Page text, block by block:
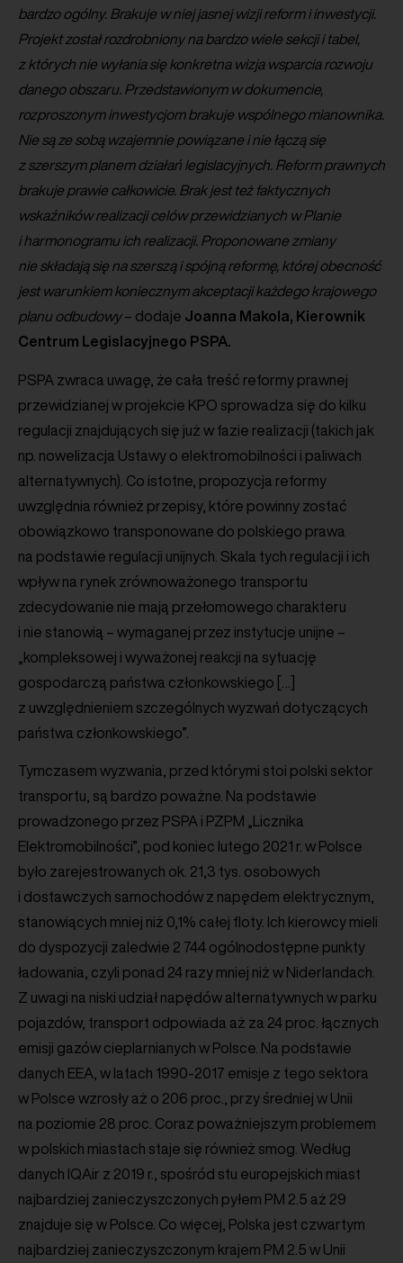
bardzo ogólny. Brakuje w niej jasnej wizji reform i inwestycji.
Projekt został rozdrobniony na bardzo wiele sekcji i tabel,
z których nie wyłania się konkretna wizja wsparcia rozwoju
danego obszaru. Przedstawionym w dokumencie,
rozproszonym inwestycjom brakuje wspólnego mianownika.
Nie są ze sobą wzajemnie powiązane i nie łączą się
z szerszym planem działań legislacyjnych. Reform prawnych
brakuje prawie całkowicie. Brak jest też faktycznych
wskaźników realizacji celów przewidzianych w Planie
i harmonogramu ich realizacji. Proponowane zmiany
nie składają się na szerszą i spójną reformę, której obecność
jest warunkiem koniecznym akceptacji każdego krajowego
planu odbudowy– dodaje Joanna Makola, Kierownik
Centrum Legislacyjnego PSPA.
PSPA zwraca uwagę, że cała treść reformy prawnej
przewidzianej w projekcie KPO sprowadza się do kilku
regulacji znajdujących się już w fazie realizacji (takich jak
np. nowelizacja Ustawy o elektromobilności i paliwach
alternatywnych). Co istotne, propozycja reformy
uwzględnia również przepisy, które powinny zostać
obowiązkowo transponowane do polskiego prawa
na podstawie regulacji unijnych. Skala tych regulacji i ich
wpływ na rynek zrównoważonego transportu
zdecydowanie nie mają przełomowego charakteru
i nie stanowią – wymaganej przez instytucje unijne –
„kompleksowej i wyważonej reakcji na sytuację
gospodarczą państwa członkowskiego […]
z uwzględnieniem szczególnych wyzwań dotyczących
państwa członkowskiego”.
Tymczasem wyzwania, przed którymi stoi polski sektor
transportu, są bardzo poważne. Na podstawie
prowadzonego przez PSPA i PZPM „Licznika
Elektromobilności”, pod koniec lutego 2021 r. w Polsce
było zarejestrowanych ok. 21,3 tys. osobowych
i dostawczych samochodów z napędem elektrycznym,
stanowiących mniej niż 0,1% całej floty. Ich kierowcy mieli
do dyspozycji zaledwie 2 744 ogólnodostępne punkty
ładowania, czyli ponad 24 razy mniej niż w Niderlandach.
Z uwagi na niski udział napędów alternatywnych w parku
pojazdów, transport odpowiada aż za 24 proc. łącznych
emisji gazów cieplarnianych w Polsce. Na podstawie
danych EEA, w latach 1990-2017 emisje z tego sektora
w Polsce wzrosły aż o 206 proc., przy średniej w Unii
na poziomie 28 proc. Coraz poważniejszym problemem
w polskich miastach staje się również smog. Według
danych IQAir z 2019 r., spośród stu europejskich miast
najbardziej zanieczyszczonych pyłem PM 2.5 aż 29
znajduje się w Polsce. Co więcej, Polska jest czwartym
najbardziej zanieczyszczonym krajem PM 2.5 w Unii